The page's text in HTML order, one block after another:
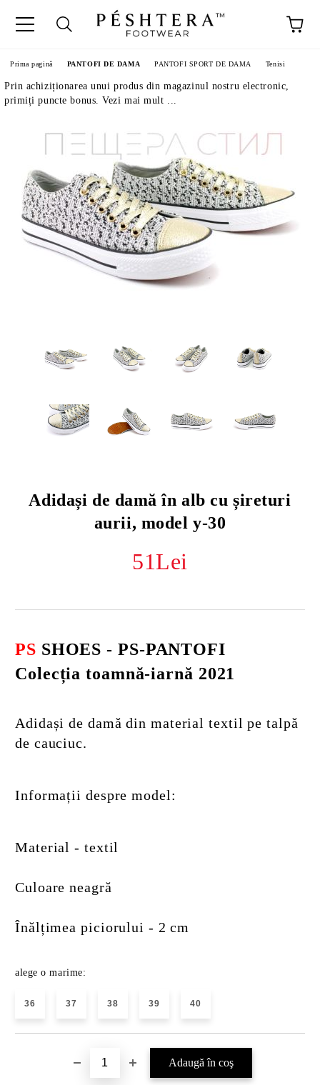
Prima pagină PANTOFI DE DAMA PANTOFI SPORT DE DAMA Tenisi
Prin achiziționarea unui produs din magazinul nostru electronic,
primiți puncte bonus. Vezi mai mult ...
Adidași de damă în alb cu șireturi
aurii, model y-30
51Lei
PS SHOES - PS-PANTOFI
Colecția toamnă-iarnă 2021
Adidași de damă din material textil pe talpă
de cauciuc.
Informații despre model:
Material - textil
Culoare neagră
Înălțimea piciorului - 2 cm
alege o marime:
36 37 38 39 40